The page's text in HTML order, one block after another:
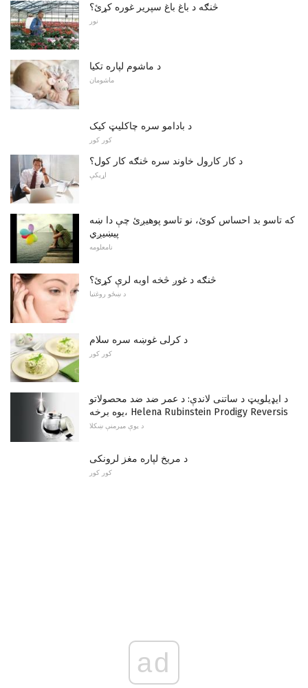
څنګه د باغ باغ سپریر غوره کړئ؟
نور
د ماشوم لپاره تکیا
ماشومان
د بادامو سره چاکلیټ کیک
کور کور
د کار کارول خاوند سره څنګه کار کول؟
اړیکې
که تاسو بد احساس کوئ، نو تاسو پوهیږئ چې دا ښه
پیښیږي
نامعلومه
څنګه د غوږ څخه اوبه لرې کړئ؟
د ښځو روغتیا
د کرلی غوښه سره سلام
کور کور
د ایډیلویټ د ساتنی لاندې: د عمر ضد ضد محصولاتو
یوه برخه، Helena Rubinstein Prodigy Reversis
د یوې میرمنې ښکلا
د مریخ لپاره مغز لرونکی
کور کور
ad